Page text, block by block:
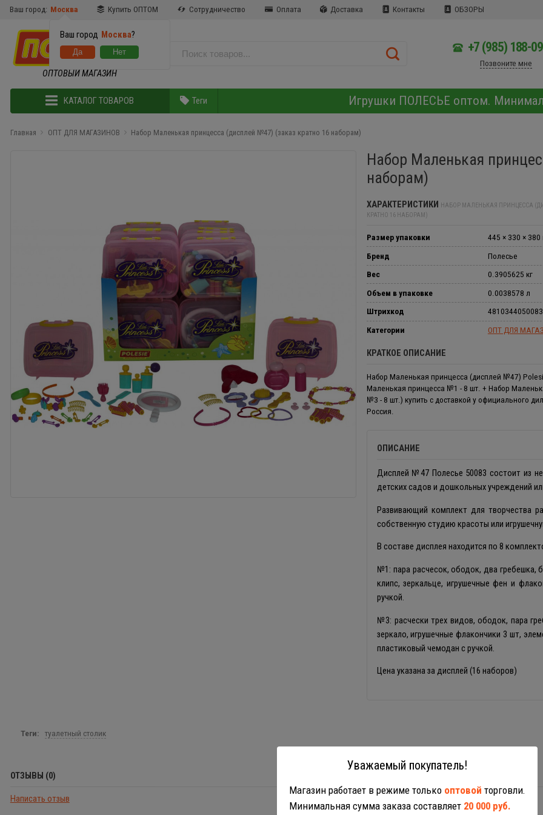
Ваш город: Москва
Ваш город Москва?
Купить ОПТОМ Сотрудничество Оплата Доставка Контакты ОБЗОРЫ
ОПТОВЫЙ МАГАЗИН
+7 (985) 188-
Позвоните мне
КАТАЛОГ ТОВАРОВ Теги Игрушки ПОЛЕСЬЕ оптом.
Главная ОПТ ДЛЯ МАГАЗИНОВ Набор Маленькая принцесса (дисплей №47) (заказ кратно 16 наборам)
Набор Маленькая
наборам)
ХАРАКТЕРИСТИКИ НАБОР МАЛЕНЬКАЯ ПРИНЦЕССА
КРАТНО 16 НАБОРАМ)
Размер упаковки
445 × 330 ×
Бренд
Полесье
Вес
0.3905625 кг
Объем в упаковке
0.0038578 л
Штрихкод
4810344050083
Категории
ОПТ ДЛЯ
КРАТКОЕ ОПИСАНИЕ
Набор Маленькая принцесса (дисплей №47)
Маленькая принцесса №1 - 8 шт. + Набор
№3 - 8 шт.) купить с доставкой у официального
Россия.
ОПИСАНИЕ
Дисплей №47 Полесье 50083 состоит из
детских садов и дошкольных учреждений
Развивающий комплект для творчества
собственную студию красоты или
В составе дисплея находится по 8
№1: пара расчесок, ободок, два гребешка,
клипс, зеркальце, игрушечные фен и
ручкой.
№3: расчески трех видов, ободок, пара
зеркало, игрушечные флакончики 3 шт,
пластиковый чемодан с ручкой.
Цена указана за дисплей (16 наборов)
Теги: туалетный столик
ОТЗЫВЫ (0)
Написать отзыв
Уважаемый покупатель!
Магазин работает в режиме только оптовой торговли.
Минимальная сумма заказа составляет 20 000 руб.